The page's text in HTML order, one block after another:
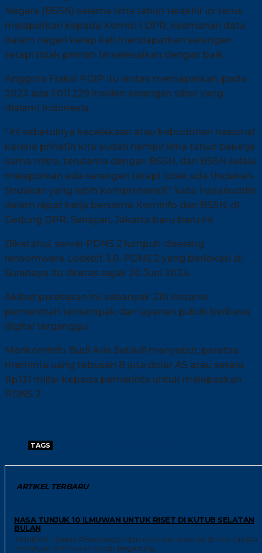
Negara (BSSN) selama lima tahun terakhir ini terus
melaporkan kepada Komisi I DPR, keamanan data
dalam negeri kerap kali mendapatkan serangan
tetapi tidak pernah terselesaikan dengan baik.
Anggota Fraksi PDIP itu lantas memaparkan, pada
2023 ada 1.011.229 insiden serangan siber yang
dialami Indonesia.
“Ini sebetulnya kecelakaan atau kebodohan nasional,
karena prihatin kita sudah hampir lima tahun bekerja
sama mitra, terutama dengan BSSN, dan BSSN selalu
melaporkan ada serangan tetapi tidak ada tindakan-
tindakan yang lebih komprehensif,” kata Hasanuddin
dalam rapat kerja bersama Kominfo dan BSSN, di
Gedung DPR, Senayan, Jakarta baru-baru ini.
Diketahui, server PDNS 2 lumpuh diserang
ransomware Lockbit 3.0. PDNS 2 yang berlokasi di
Surabaya itu diretas sejak 20 Juni 2024.
Akibat peretasan ini, sebanyak 210 instansi
pemerintah terdampak dan layanan publik berbasis
digital terganggu.
Menkominfo Budi Arie Setiadi menyebut, peretas
meminta uang tebusan 8 juta dolar AS atau setara
Rp131 miliar kepada pemerinta untuk melepaskan
PDNS 2.
TAGS
ARTIKEL TERBARU
NASA TUNJUK 10 ILMUWAN UNTUK RISET DI KUTUB SELATAN
BULAN
INNNEWS – Badan Penerbangan dan Antariksa Amerika Serikat (NASA)
menunjuk 10 ilmuwan untuk bergabung...